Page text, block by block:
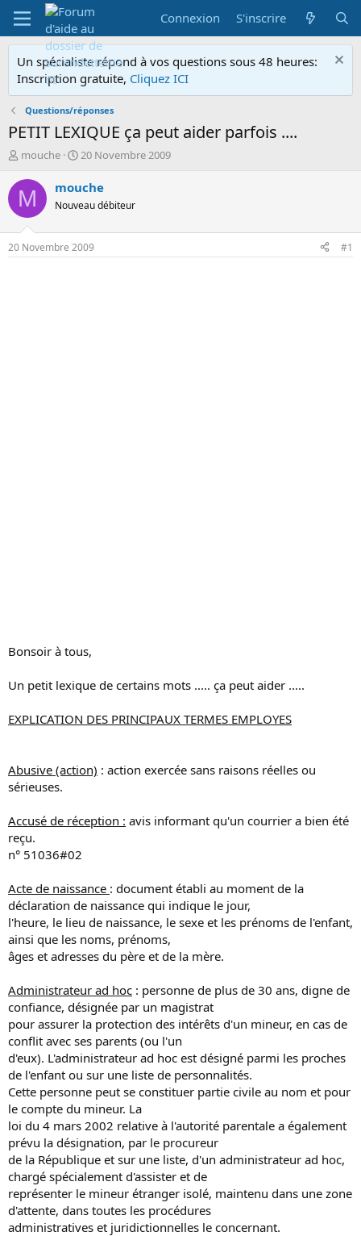
Connexion S'inscrire
Un spécialiste répond à vos questions sous 48 heures:
Inscription gratuite, Cliquez ICI
Questions/réponses
PETIT LEXIQUE ça peut aider parfois ....
A
t
e
r
d
e
mouche
D
t
d
d
é
20 Novembre 2009
M mouche
Nouveau débiteur
20 Novembre 2009 #1
Bonsoir à tous,
Un petit lexique de certains mots ..... ça peut aider .....
EXPLICATION DES PRINCIPAUX TERMES EMPLOYES
Abusive (action) : action exercée sans raisons réelles ou
sérieuses.
Accusé de réception : avis informant qu'un courrier a bien été
reçu.
n° 51036#02
Acte de naissance : document établi au moment de la
déclaration de naissance qui indique le jour,
l'heure, le lieu de naissance, le sexe et les prénoms de l'enfant,
ainsi que les noms, prénoms,
âges et adresses du père et de la mère.
Administrateur ad hoc : personne de plus de 30 ans, digne de
confiance, désignée par un magistrat
pour assurer la protection des intérêts d'un mineur, en cas de
conflit avec ses parents (ou l'un
d'eux). L'administrateur ad hoc est désigné parmi les proches
de l'enfant ou sur une liste de personnalités.
Cette personne peut se constituer partie civile au nom et pour
le compte du mineur. La
loi du 4 mars 2002 relative à l'autorité parentale a également
prévu la désignation, par le procureur
de la République et sur une liste, d'un administrateur ad hoc,
chargé spécialement d'assister et de
représenter le mineur étranger isolé, maintenu dans une zone
d'attente, dans toutes les procédures
administratives et juridictionnelles le concernant.